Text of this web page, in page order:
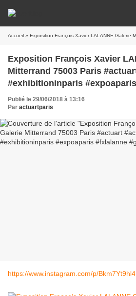
Accueil » Exposition François Xavier LALANNE Galerie Mitterrand 75003 Paris #actuart #actuartparis
Exposition François Xavier
Mitterrand 75003 Paris
#exhibitioninparis
#galeriemitterrand
Publié le 29/06/2018 à 13:16
Par actuartparis
https://www.instagram.com/p/